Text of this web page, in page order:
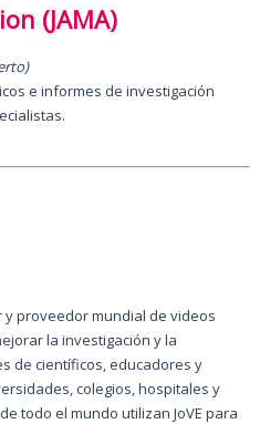
(JAMA)
e informes de investigación
y proveedor mundial de videos
la investigación y la
de científicos, educadores y
colegios, hospitales y
todo el mundo utilizan JoVE para